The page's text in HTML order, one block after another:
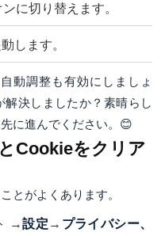
ンに切り替えます。
します。
動調整も有効にしましょ
決しましたか？素晴らし
に進んでください。😊
Cookieをクリア
とがよくあります。
→設定 → プライバシー、